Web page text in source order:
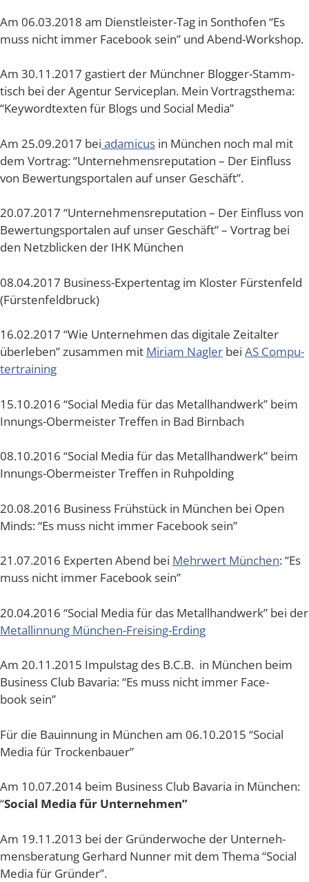
Am 06.03.2018 am Dienst­leis­ter-Tag in Sont­ho­fen “Es
muss nicht immer Face­book sein” und Abend-Workshop.
Am 30.11.2017 gas­tiert der Münch­ner Blog­ger-Stamm­
tisch bei der Agen­tur Ser­vice­plan. Mein Vor­trags­the­ma:
“Key­word­tex­ten für Blogs und Social Media”
Am 25.09.2017 bei ada­mi­cus in Mün­chen noch mal mit
dem Vor­trag: “Unter­neh­mens­re­pu­ta­ti­on – Der Ein­fluss
von Bewer­tungs­por­ta­len auf unser Geschäft”.
20.07.2017 “Unter­neh­mens­re­pu­ta­ti­on – Der Ein­fluss von
Bewer­tungs­por­ta­len auf unser Geschäft” – Vor­trag bei
den Netz­bli­cken der IHK München
08.04.2017 Busi­ness-Exper­ten­tag im Klos­ter Fürs­ten­feld
(Fürs­ten­feld­bruck)
16.02.2017 “Wie Unter­neh­men das digi­ta­le Zeit­al­ter
über­le­ben” zusam­men mit Miri­am Nag­ler bei AS Com­pu­
ter­trai­ning
15.10.2016 “Social Media für das Metall­hand­werk” beim
Innungs-Ober­meis­ter Tref­fen in Bad Birnbach
08.10.2016 “Social Media für das Metall­hand­werk” beim
Innungs-Ober­meis­ter Tref­fen in Ruhpolding
20.08.2016 Busi­ness Früh­stück in Mün­chen bei Open
Minds: “Es muss nicht immer Face­book sein”
21.07.2016 Exper­ten Abend bei Mehr­wert Mün­chen: “Es
muss nicht immer Face­book sein”
20.04.2016 “Social Media für das Metall­hand­werk” bei der
Metal­lin­nung München-Freising-Erding
Am 20.11.2015 Impuls­tag des B.C.B. in Mün­chen beim
Busi­ness Club Bava­ria: “Es muss nicht immer Face­
book sein”
Für die Bau­in­nung in Mün­chen am 06.10.2015 “Social
Media für Trockenbauer”
Am 10.07.2014 beim Busi­ness Club Bava­ria in Mün­chen:
“Social Media für Unternehmen”
Am 19.11.2013 bei der Grün­der­wo­che der Unter­neh­
mens­be­ra­tung Ger­hard Nun­ner mit dem The­ma “Social
Media für Gründer”.